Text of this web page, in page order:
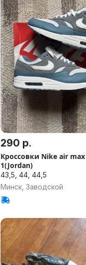
290 р.
Кроссовки Nike air max
1(Jordan)
43,5, 44, 44,5
Минск, Заводской